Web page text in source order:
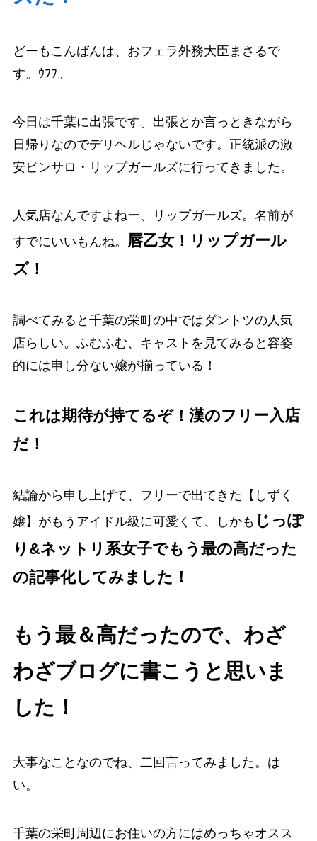
どーもこんばんは、おフェラ外務大臣まさるで
す。ｳﾌﾌ。
今日は千葉に出張です。出張とか言っときながら
日帰りなのでデリヘルじゃないです。正統派の激
安ピンサロ・リップガールズに行ってきました。
人気店なんですよねー、リップガールズ。名前が
すでにいいもんね。
唇乙女！リップガール
ズ！
調べてみると千葉の栄町の中ではダントツの人気
店らしい。ふむふむ、キャストを見てみると容姿
的には申し分ない嬢が揃っている！
これは期待が持てるぞ！漢のフリー入店
だ！
結論から申し上げて、フリーで出てきた【しずく
嬢】がもうアイドル級に可愛くて、しかも じっぽ
り&ネットリ系女子でもう最の高だった
の記事化してみました！
もう最＆高だったので、わざ
わざブログに書こうと思いま
した！
大事なことなのでね、二回言ってみました。は
い。
千葉の栄町周辺にお住いの方にはめっちゃオスス